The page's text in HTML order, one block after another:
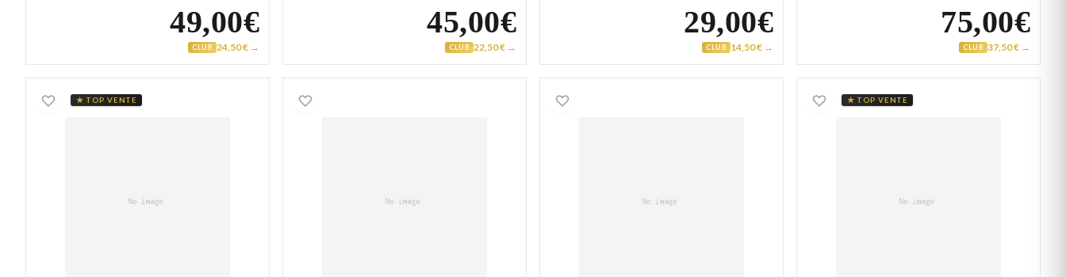
49,00€
CLUB 24,50 € →
45,00€
CLUB 22,50 € →
29,00€
CLUB 14,50 € →
75,00€
CLUB 37,50 € →
★ TOP VENTE Collier Homme Argent figaro ★ TOP VENTE